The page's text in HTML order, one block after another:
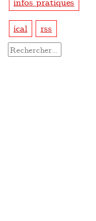
ical rss
Rechercher :